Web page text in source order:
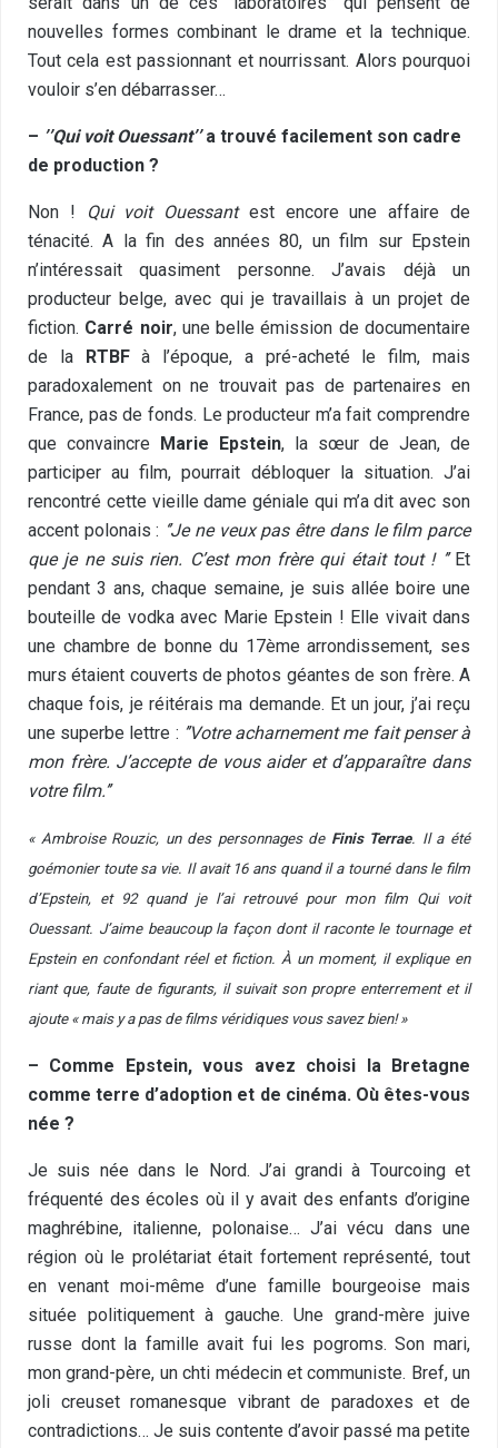
nouvelles formes combinant le drame et la technique.
Tout cela est passionnant et nourrissant. Alors pourquoi
vouloir s’en débarrasser…
– ’’Qui voit Ouessant’’ a trouvé facilement son cadre
de production ?
Non ! Qui voit Ouessantest encore une affaire de
ténacité. A la fin des années 80, un film sur Epstein
n’intéressait quasiment personne. J’avais déjà un
producteur belge, avec qui je travaillais à un projet de
fiction. Carré noir, une belle émission de documentaire
de la RTBFà l’époque, a pré-acheté le film, mais
paradoxalement on ne trouvait pas de partenaires en
France, pas de fonds. Le producteur m’a fait comprendre
que convaincre Marie Epstein, la sœur de Jean, de
participer au film, pourrait débloquer la situation. J’ai
rencontré cette vieille dame géniale qui m’a dit avec son
accent polonais : ‘’Je ne veux pas être dans le film parce
que je ne suis rien. C’est mon frère qui était tout ! ’’Et
pendant 3 ans, chaque semaine, je suis allée boire une
bouteille de vodka avec Marie Epstein ! Elle vivait dans
une chambre de bonne du 17ème arrondissement, ses
murs étaient couverts de photos géantes de son frère. A
chaque fois, je réitérais ma demande. Et un jour, j’ai reçu
une superbe lettre : ’’Votre acharnement me fait penser à
mon frère. J’accepte de vous aider et d’apparaître dans
votre film.’’
« Ambroise Rouzic, un des personnages deFinis Terrae. Il a été
goémonier toute sa vie. Il avait 16 ans quand il a tourné dans le film
d’Epstein, et 92 quand je l’ai retrouvé pour mon film Qui voit
Ouessant. J’aime beaucoup la façon dont il raconte le tournage et
Epstein en confondant réel et fiction. À un moment, il explique en
riant que, faute de figurants, il suivait son propre enterrement et il
ajoute « mais y a pas de films véridiques vous savez bien! »
– Comme Epstein, vous avez choisi la Bretagne
comme terre d’adoption et de cinéma. Où êtes-vous
née ?
Je suis née dans le Nord. J’ai grandi à Tourcoing et
fréquenté des écoles où il y avait des enfants d’origine
maghrébine, italienne, polonaise… J’ai vécu dans une
région où le prolétariat était fortement représenté, tout
en venant moi-même d’une famille bourgeoise mais
située politiquement à gauche. Une grand-mère juive
russe dont la famille avait fui les pogroms. Son mari,
mon grand-père, un chti médecin et communiste. Bref, un
joli creuset romanesque vibrant de paradoxes et de
contradictions… Je suis contente d’avoir passé ma petite